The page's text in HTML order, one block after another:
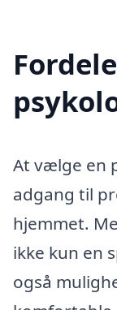
At vælge en
adgang til
hjemmet.
ikke kun en
også